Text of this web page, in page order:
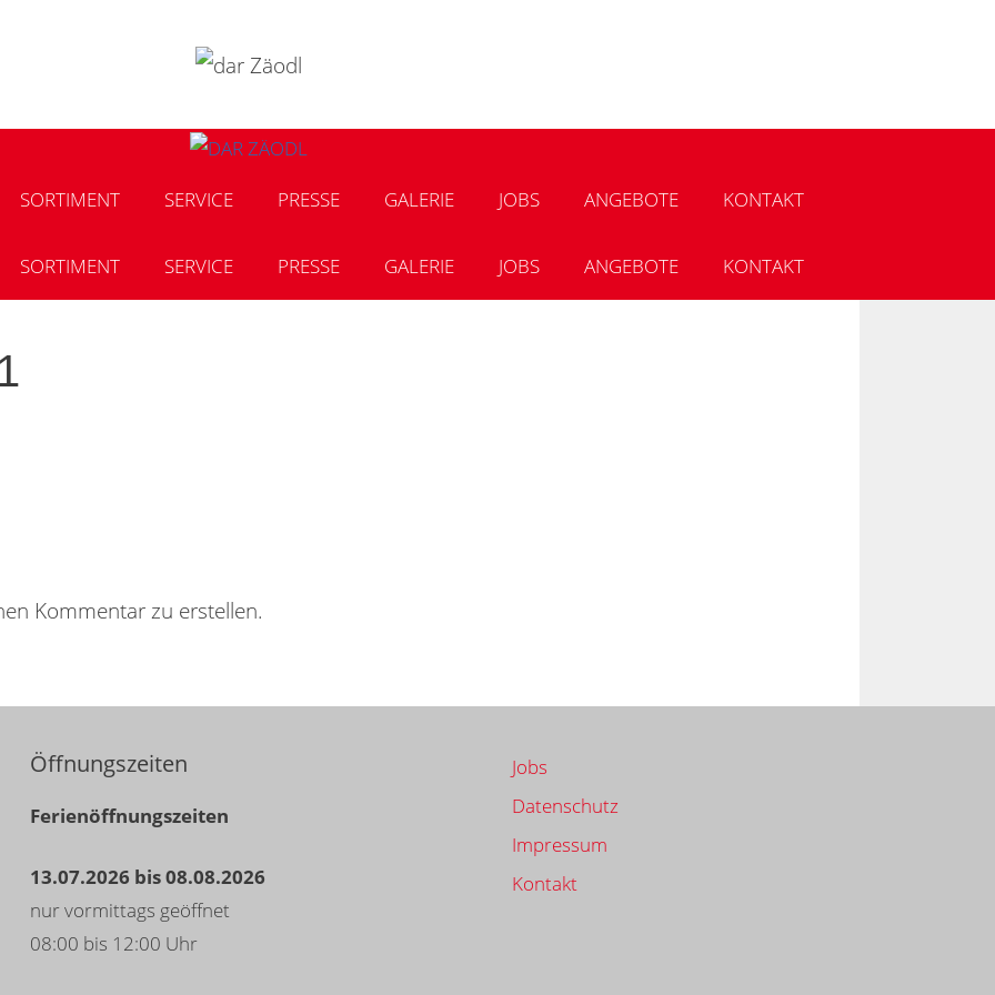
SORTIMENT SERVICE PRESSE GALERIE JOBS ANGEBOTE KONTAKT
SORTIMENT SERVICE PRESSE GALERIE JOBS ANGEBOTE KONTAKT
Kommentar zu erstellen.
Öffnungszeiten
Ferienöffnungszeiten
13.07.2026 bis 08.08.2026
nur vormittags geöffnet
08:00 bis 12:00 Uhr
Jobs
Datenschutz
Impressum
Kontakt